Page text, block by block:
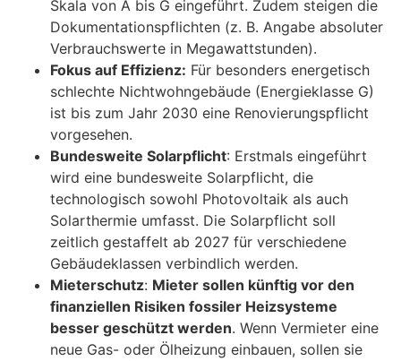
Skala von A bis G eingeführt. Zudem steigen die
Dokumentationspflichten (z. B. Angabe absoluter
Verbrauchswerte in Megawattstunden).
Fokus auf Effizienz: Für besonders energetisch
schlechte Nichtwohngebäude (Energieklasse G)
ist bis zum Jahr 2030 eine Renovierungspflicht
vorgesehen.
Bundesweite Solarpflicht: Erstmals eingeführt
wird eine bundesweite Solarpflicht, die
technologisch sowohl Photovoltaik als auch
Solarthermie umfasst. Die Solarpflicht soll
zeitlich gestaffelt ab 2027 für verschiedene
Gebäudeklassen verbindlich werden.
Mieterschutz: Mieter sollen künftig vor den
finanziellen Risiken fossiler Heizsysteme
besser geschützt werden. Wenn Vermieter eine
neue Gas- oder Ölheizung einbauen, sollen sie